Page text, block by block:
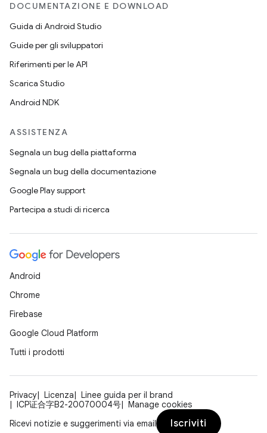
DOCUMENTAZIONE E DOWNLOAD
Guida di Android Studio
Guide per gli sviluppatori
Riferimenti per le API
Scarica Studio
Android NDK
ASSISTENZA
Segnala un bug della piattaforma
Segnala un bug della documentazione
Google Play support
Partecipa a studi di ricerca
Android
Chrome
Firebase
Google Cloud Platform
Tutti i prodotti
Privacy Licenza
Linee guida per il brand
ICP证合字B2-20070004号
Manage cookies
Ricevi notizie e suggerimenti via email
Iscriviti